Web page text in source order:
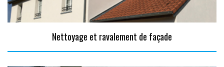
Nettoyage et ravalement de façade